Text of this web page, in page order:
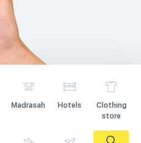
Madrasah Hotels
Clothing
store